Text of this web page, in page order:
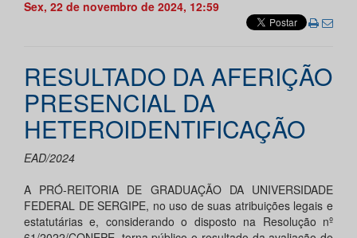
Sex, 22 de novembro de 2024, 12:59
RESULTADO DA AFERIÇÃO
PRESENCIAL DA
HETEROIDENTIFICAÇÃO
EAD/2024
A PRÓ-REITORIA DE GRADUAÇÃO DA UNIVERSIDADE
FEDERAL DE SERGIPE, no uso de suas atribuições legais e
estatutárias e, considerando o disposto na Resolução nº